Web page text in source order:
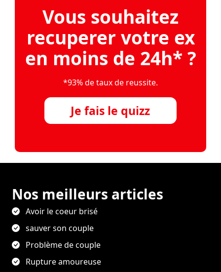
Vous souhaitez
recuperer votre ex
en moins de 24h* ?
*93% de taux de reussite.
Je fais le quizz
Nos meilleurs articles
Avoir le coeur brisé
sauver son couple
Problème de couple
Rupture amoureuse